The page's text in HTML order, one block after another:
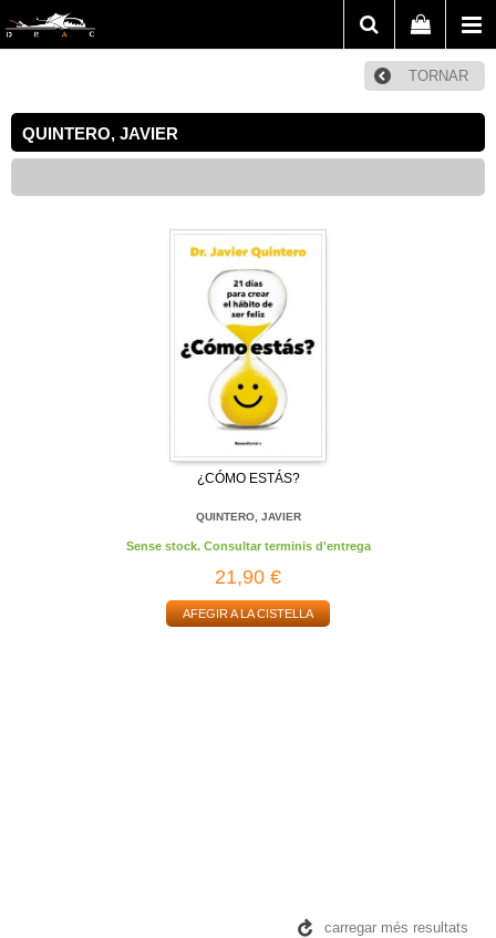
TORNAR
QUINTERO, JAVIER
¿CÓMO ESTÁS?
QUINTERO, JAVIER
Sense stock. Consultar terminis d'entrega
21,90 €
AFEGIR A LA CISTELLA
carregar més resultats